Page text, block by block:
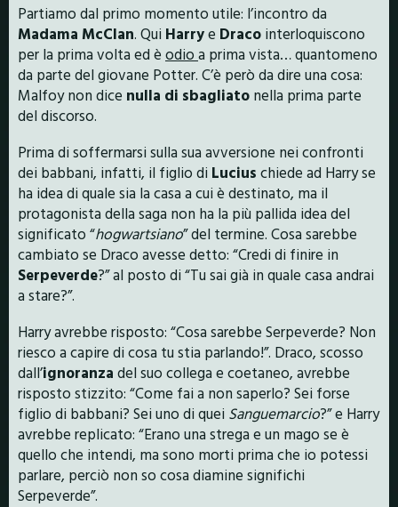
Partiamo dal primo momento utile: l’incontro da
Madama McClan. Qui Harrye Draco interloquiscono
per la prima volta ed è odio a prima vista… quantomeno
da parte del giovane Potter. C’è però da dire una cosa:
Malfoy non dice nulla di sbagliato nella prima parte
del discorso.
Prima di soffermarsi sulla sua avversione nei confronti
dei babbani, infatti, il figlio di Lucius chiede ad Harry se
ha idea di quale sia la casa a cui è destinato, ma il
protagonista della saga non ha la più pallida idea del
significato “hogwartsiano” del termine. Cosa sarebbe
cambiato se Draco avesse detto: “Credi di finire in
Serpeverde?” al posto di “Tu sai già in quale casa andrai
a stare?”.
Harry avrebbe risposto: “Cosa sarebbe Serpeverde? Non
riesco a capire di cosa tu stia parlando!”. Draco, scosso
dall’ignoranza del suo collega e coetaneo, avrebbe
risposto stizzito: “Come fai a non saperlo? Sei forse
figlio di babbani? Sei uno di quei Sanguemarcio?” e Harry
avrebbe replicato: “Erano una strega e un mago se è
quello che intendi, ma sono morti prima che io potessi
parlare, perciò non so cosa diamine significhi
Serpeverde”.